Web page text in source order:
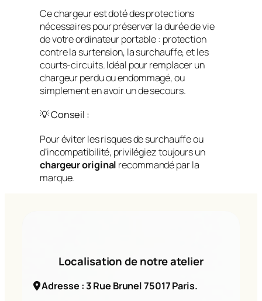
Ce chargeur est doté des protections
nécessaires pour préserver la durée de vie
de votre ordinateur portable : protection
contre la surtension, la surchauffe, et les
courts-circuits. Idéal pour remplacer un
chargeur perdu ou endommagé, ou
simplement en avoir un de secours.
💡 Conseil :
Pour éviter les risques de surchauffe ou
d’incompatibilité, privilégiez toujours un
chargeur original recommandé par la
marque.
Localisation de notre atelier
Adresse : 3 Rue Brunel 75017 Paris.